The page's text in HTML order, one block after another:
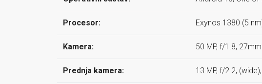
Procesor: Exynos 1380 (5
Kamera: 50 MP, f/1.8,
Prednja kamera: 13 MP, f/2.2,